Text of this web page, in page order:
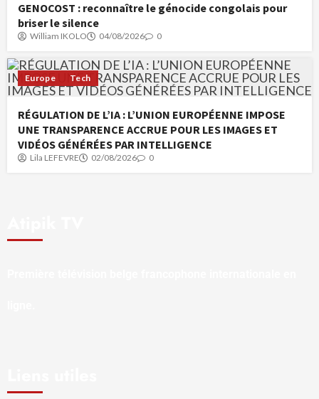
GENOCOST : reconnaître le génocide congolais pour
briser le silence
William IKOLO 04/08/2026 0
Europe Tech
RÉGULATION DE L’IA : L’UNION EUROPÉENNE IMPOSE
UNE TRANSPARENCE ACCRUE POUR LES IMAGES ET
VIDÉOS GÉNÉRÉES PAR INTELLIGENCE
Lila LEFEVRE 02/08/2026 0